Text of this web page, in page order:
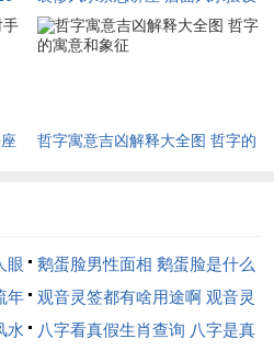
月之阴德，主化解纠纷、消弭口
命主今年丑午相害所引发的暗中损
开业、签订契约、纳财交易、立券
携；月德星护，主化解暗中阻滞。
哲字寓意吉凶解释大全图 哲字的
眼
鹅蛋脸男性面相 鹅蛋脸是什么
脸型男性
年
观音灵签都有啥用途啊 观音灵
签全部签签词
水
八字看真假生肖查询 八字是真